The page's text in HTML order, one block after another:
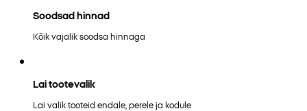
Soodsad hinnad
Kõik vajalik soodsa hinnaga
Lai tootevalik
Lai valik tooteid endale, perele ja kodule